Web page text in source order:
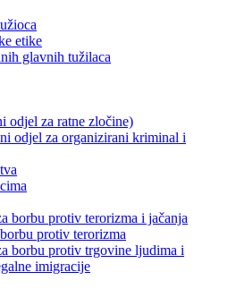
etike
glavnih tužilaca
odjel za ratne zločine)
odjel za organizirani kriminal i
borbu protiv terorizma i jačanja
protiv terorizma
borbu protiv trgovine ljudima i
imigracije